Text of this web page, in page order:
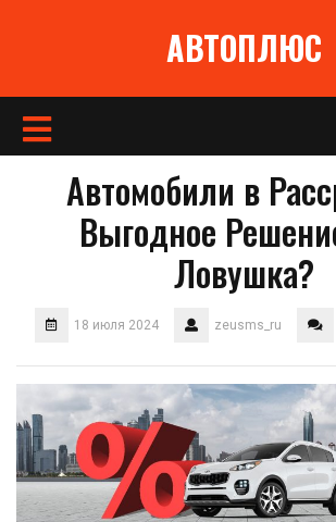
АВТОПЛЮС
Кнопка
Открыть
Автомобили в
Выгодное
Ловушка?
18 июля 2024 zeusms_ru